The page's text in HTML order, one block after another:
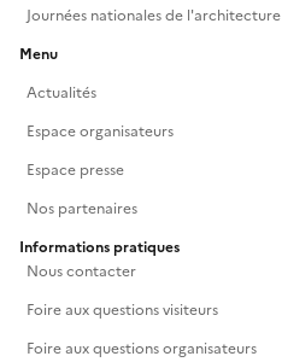
Journées nationales de l'architecture
Menu
Actualités
Espace organisateurs
Espace presse
Nos partenaires
Informations pratiques
Nous contacter
Foire aux questions visiteurs
Foire aux questions organisateurs